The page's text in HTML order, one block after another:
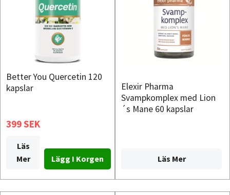
Better You Quercetin 120
kapslar
399 SEK
Läs
Mer
Elexir Pharma
Svampkomplex med Lion
´s Mane 60 kapslar
Läs Mer